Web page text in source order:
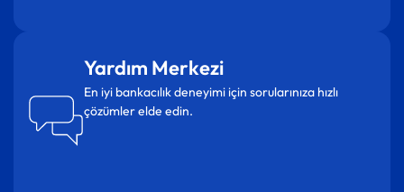
Yardım Merkezi
En iyi bankacılık deneyimi için sorularınıza hızlı
çözümler elde edin.